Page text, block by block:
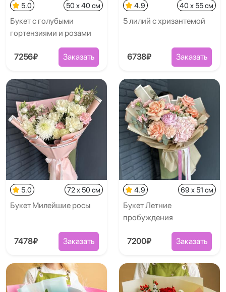
5.0 50 x 40 см
Букет с голубыми
гортензиями и розами
7256₽ Заказать
4.9 40 x 55 см
5 лилий с хризантемой
6738₽ Заказать
5.0 72 x 50 см
Букет Милейшие росы
7478₽ Заказать
4.9 69 x 51 см
Букет Летние
пробуждения
7200₽ Заказать